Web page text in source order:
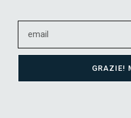
GRAZIE!